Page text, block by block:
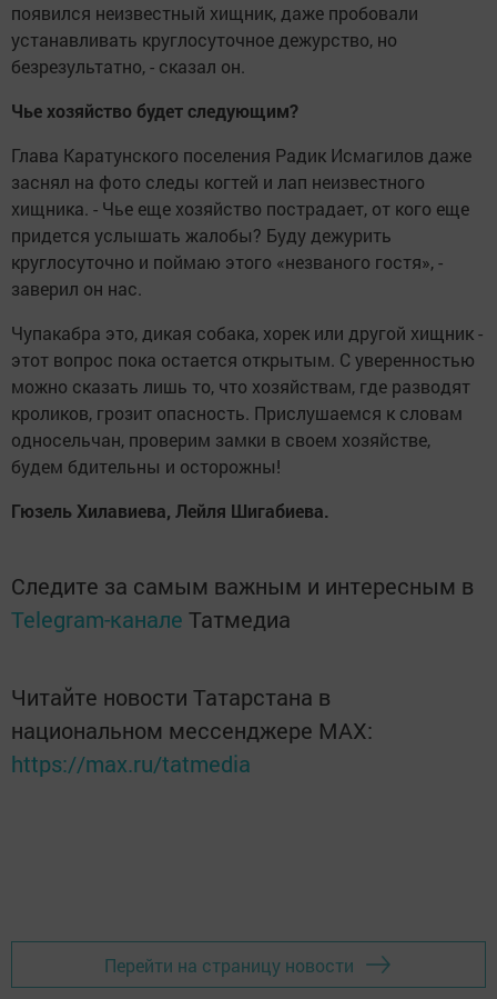
появился неизвестный хищник, даже пробовали
устанавливать круглосуточное дежурство, но
безрезультатно, - сказал он.
Чье хозяйство будет следующим?
Глава Каратунского поселения Радик Исмагилов даже
заснял на фото следы когтей и лап неизвестного
хищника. - Чье еще хозяйство пострадает, от кого еще
придется услышать жалобы? Буду дежурить
круглосуточно и поймаю этого «незваного гостя», -
заверил он нас.
Чупакабра это, дикая собака, хорек или другой хищник -
этот вопрос пока остается открытым. С уверенностью
можно сказать лишь то, что хозяйствам, где разводят
кроликов, грозит опасность. Прислушаемся к словам
односельчан, проверим замки в своем хозяйстве,
будем бдительны и осторожны!
Гюзель Хилавиева, Лейля Шигабиева.
Следите за самым важным и интересным в
Telegram-канале Татмедиа
Читайте новости Татарстана в
национальном мессенджере MАХ:
https://max.ru/tatmedia
Перейти на страницу новости